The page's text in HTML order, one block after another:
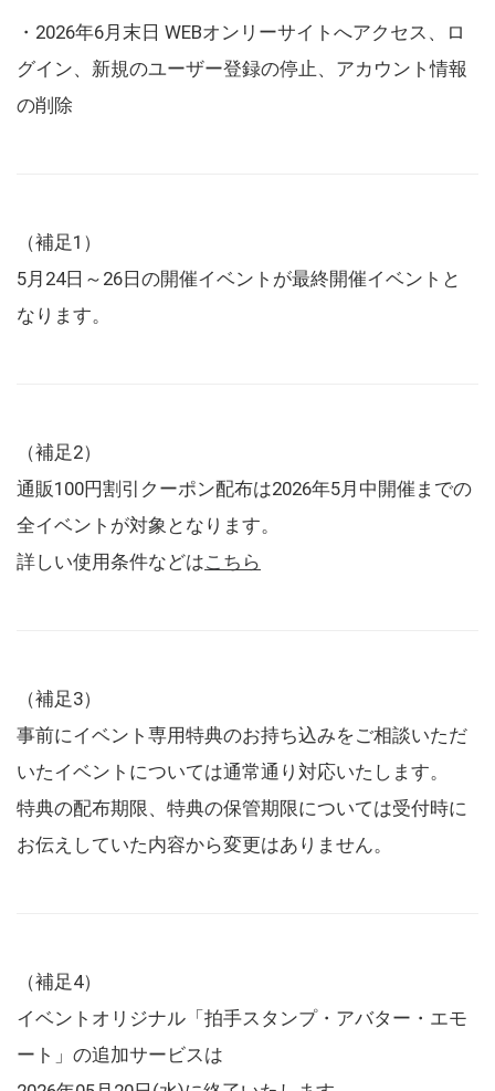
・2026年6月末日 WEBオンリーサイトへアクセス、ロ
グイン、新規のユーザー登録の停止、アカウント情報
の削除
（補足1）
5月24日～26日の開催イベントが最終開催イベントと
なります。
（補足2）
通販100円割引クーポン配布は2026年5月中開催までの
全イベントが対象となります。
詳しい使用条件などはこちら
（補足3）
事前にイベント専用特典のお持ち込みをご相談いただ
いたイベントについては通常通り対応いたします。
特典の配布期限、特典の保管期限については受付時に
お伝えしていた内容から変更はありません。
（補足4）
イベントオリジナル「拍手スタンプ・アバター・エモ
ート」の追加サービスは